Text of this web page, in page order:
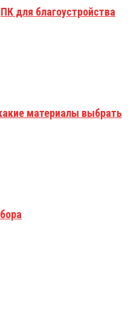
для благоустройства
материалы выбрать